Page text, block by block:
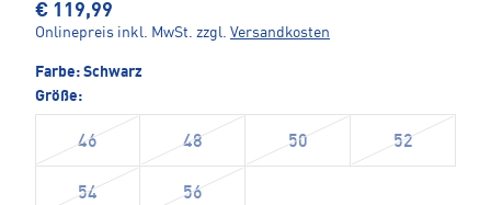
€ 119,99
Onlinepreis inkl. MwSt. zzgl. Versandkosten
Farbe: Schwarz
Größe:
46 48 50 52
54 56